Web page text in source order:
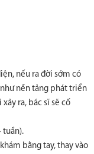
nếu ra đời sớm có
nền tảng phát triển
ra, bác sĩ sẽ cố
tuần).
bằng tay, thay vào